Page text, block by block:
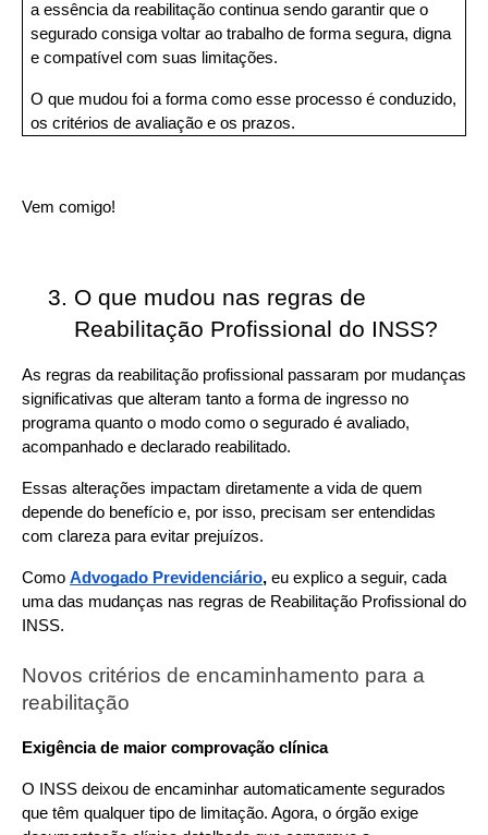
a essência da reabilitação continua sendo garantir que o
segurado consiga voltar ao trabalho de forma segura, digna
e compatível com suas limitações.
O que mudou foi a forma como esse processo é conduzido,
os critérios de avaliação e os prazos.
Vem comigo!
O que mudou nas regras de
Reabilitação Profissional do INSS?
As regras da reabilitação profissional passaram por mudanças
significativas que alteram tanto a forma de ingresso no
programa quanto o modo como o segurado é avaliado,
acompanhado e declarado reabilitado.
Essas alterações impactam diretamente a vida de quem
depende do benefício e, por isso, precisam ser entendidas
com clareza para evitar prejuízos.
Como Advogado Previdenciário, eu explico a seguir, cada
uma das mudanças nas regras de Reabilitação Profissional do
INSS.
Novos critérios de encaminhamento para a
reabilitação
Exigência de maior comprovação clínica
O INSS deixou de encaminhar automaticamente segurados
que têm qualquer tipo de limitação. Agora, o órgão exige